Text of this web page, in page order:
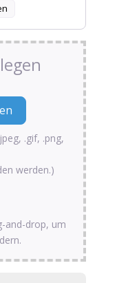
.gif, .png,
werden.)
and-drop, um